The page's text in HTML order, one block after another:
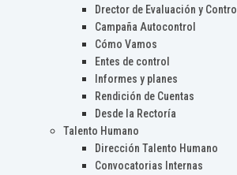
Drector de Evaluación y Control
Campaña Autocontrol
Cómo Vamos
Entes de control
Informes y planes
Rendición de Cuentas
Desde la Rectoría
Talento Humano
Dirección Talento Humano
Convocatorias Internas